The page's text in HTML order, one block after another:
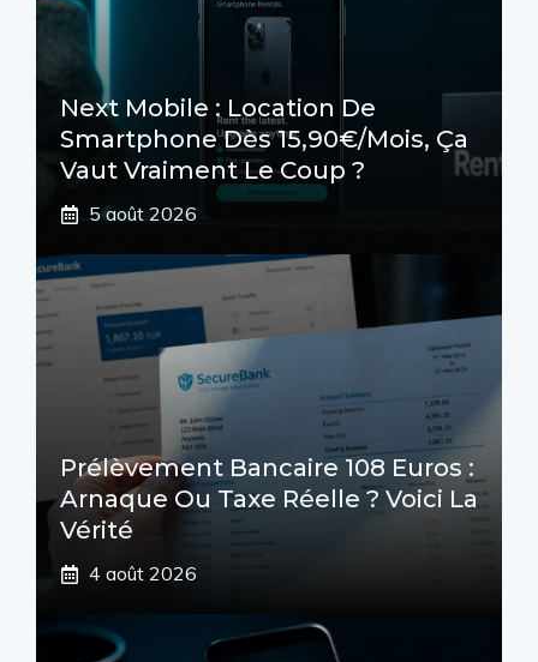
Next Mobile : Location De
Smartphone Dès 15,90€/mois, Ça
Vaut Vraiment Le Coup ?
5 août 2026
Prélèvement Bancaire 108 Euros :
Arnaque Ou Taxe Réelle ? Voici La
Vérité
4 août 2026